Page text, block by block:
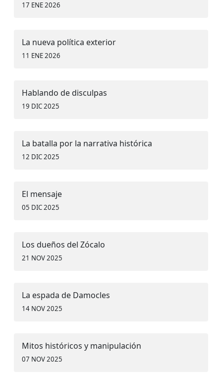
17 ENE 2026
La nueva política exterior
11 ENE 2026
Hablando de disculpas
19 DIC 2025
La batalla por la narrativa histórica
12 DIC 2025
El mensaje
05 DIC 2025
Los dueños del Zócalo
21 NOV 2025
La espada de Damocles
14 NOV 2025
Mitos históricos y manipulación
07 NOV 2025